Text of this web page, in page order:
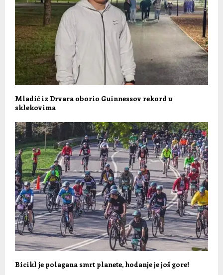
Mladić iz Drvara oborio Guinnessov rekord u
sklekovima
Bicikl je polagana smrt planete, hodanje je još gore!